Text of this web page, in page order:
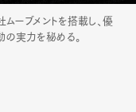
ムーブメントを搭載し、優
実力を秘める。